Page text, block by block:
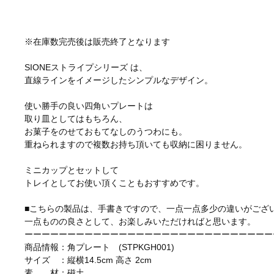
※在庫数完売後は販売終了となります
SIONEストライプシリーズ は、
直線ラインをイメージしたシンプルなデザイン。
使い勝手の良い四角いプレートは
取り皿としてはもちろん、
お菓子をのせておもてなしのうつわにも。
重ねられますので複数お持ち頂いても収納に困りません。
ミニカップとセットして
トレイとしてお使い頂くこともおすすめです。
■こちらの製品は、手書きですので、一点一点多少の違いがござ
一点ものの良さとして、お楽しみいただければと思います。
ーーーーーーーーーーーーーーーーーーーーーーーーーーーー
商品情報：角プレート (STPKGH001)
サイズ ：縦横14.5cm 高さ 2cm